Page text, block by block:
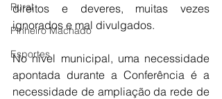
Rural
Pinheiro Machado
Esportes
direitos e deveres, muitas vezes
ignorados e mal divulgados.
No nível municipal, uma necessidade
apontada durante a Conferência é a
necessidade de ampliação da rede de